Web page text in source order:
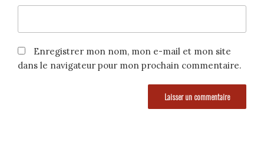
Enregistrer mon nom, mon e-mail et mon site
dans le navigateur pour mon prochain commentaire.